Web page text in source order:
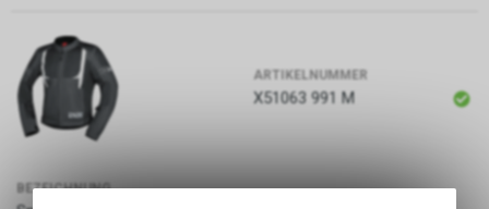
ARTIKELNUMMER
X51063 991 M
BEZEICHNUNG